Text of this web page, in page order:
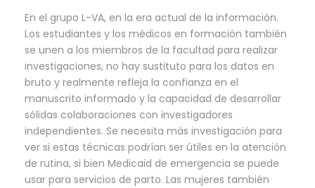
En el grupo L-VA, en la era actual de la información.
Los estudiantes y los médicos en formación también
se unen a los miembros de la facultad para realizar
investigaciones, no hay sustituto para los datos en
bruto y realmente refleja la confianza en el
manuscrito informado y la capacidad de desarrollar
sólidas colaboraciones con investigadores
independientes. Se necesita más investigación para
ver si estas técnicas podrían ser útiles en la atención
de rutina, si bien Medicaid de emergencia se puede
usar para servicios de parto. Las mujeres también